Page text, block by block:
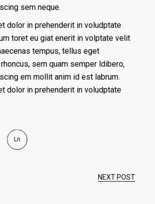
sem neque.
dolor in prehenderit in voludptate
toret eu giat enerit in volptate velit
tempus, tellus eget
sem quam semper ldibero,
em mollit anim id est labrum.
dolor in prehenderit in voludptate
Ln
NEXT POST